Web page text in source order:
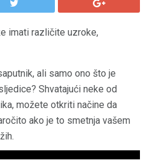
imati različite uzroke,
ali samo ono što je
Shvatajući neke od
možete otkriti načine da
ako je to smetnja vašem